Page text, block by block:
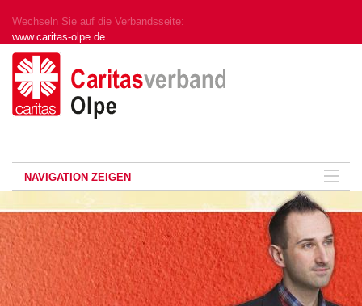
Wechseln Sie auf die Verbandsseite:
www.caritas-olpe.de
NAVIGATION ZEIGEN